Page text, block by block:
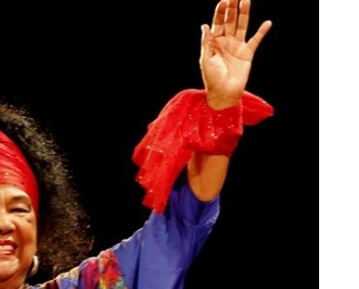
nuevo
y
Totó la Momposina: el
adiós a la gran
cantadora que llevó las
raíces colombianas al
mundo a través de su
música